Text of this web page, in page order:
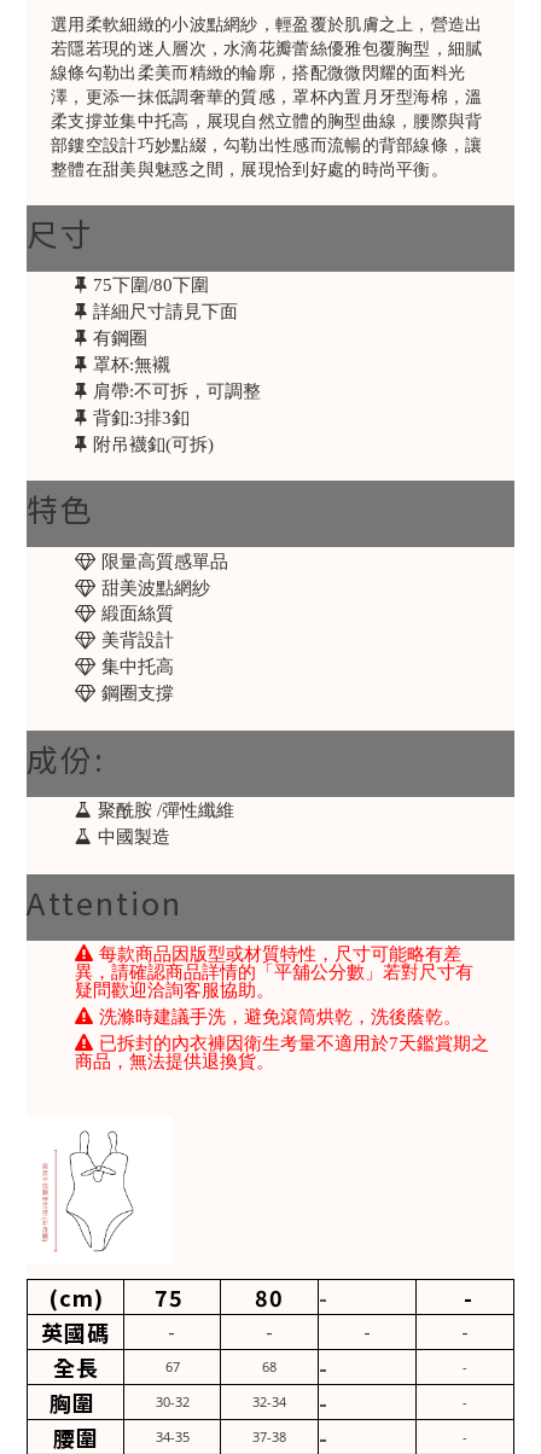
選用柔軟細緻的小波點網紗，輕盈覆於肌膚之上，營造出
若隱若現的迷人層次，水滴花瓣蕾絲優雅包覆胸型，細膩
線條勾勒出柔美而精緻的輪廓，搭配微微閃耀的面料光
澤，更添一抹低調奢華的質感，罩杯內置月牙型海棉，溫
柔支撐並集中托高，展現自然立體的胸型曲線，腰際與背
部鏤空設計巧妙點綴，勾勒出性感而流暢的背部線條，讓
整體在甜美與魅惑之間，展現恰到好處的時尚平衡。
尺寸
75下圍/80下圍
詳細尺寸請見下面
有鋼圈
罩杯:無襯
肩帶:不可拆，可調整
背釦:3排3釦
附吊襪釦(可拆)
特色
限量高質感單品
甜美波點網紗
緞面絲質
美背設計
集中托高
鋼圈支撐
成份:
聚酰胺 /彈性纖維
中國製造
Attention
每款商品因版型或材質特性，尺寸可能略有差
異，請確認商品詳情的「平舖公分數」若對尺寸有
疑問歡迎洽詢客服協助。
洗滌時建議手洗，避免滾筒烘乾，洗後蔭乾。
已拆封的內衣褲因衛生考量不適用於7天鑑賞期之
商品，無法提供退換貨。
(cm) 75 80 -
-
英國碼
- - - -
全長 67 68 - -
胸圍 30-32 32-34 - -
腰圍 34-35 37-38 - -